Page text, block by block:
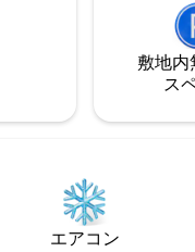
います。 ゲストによ
この宿泊先はさらに
の対応です！ ライセ
13400と24-OSTR-
しゃれで歴史的なエ
隣人がいます！ フレ
レンチマンストリー
の場所にあり、その喧
息を提供します。
敷地内
ス⁠
エアコン